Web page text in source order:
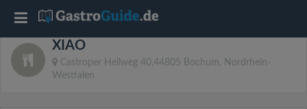
XIAO
Castroper Hellweg 40,44805 Bochum, Nordrhein-
Westfalen
T
o